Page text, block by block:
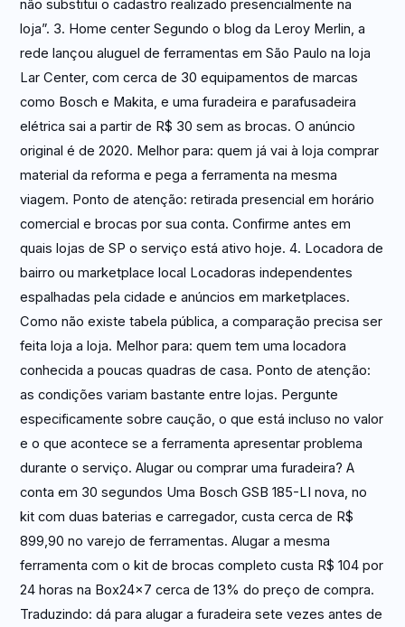
não substitui o cadastro realizado presencialmente na
loja”. 3. Home center Segundo o blog da Leroy Merlin, a
rede lançou aluguel de ferramentas em São Paulo na loja
Lar Center, com cerca de 30 equipamentos de marcas
como Bosch e Makita, e uma furadeira e parafusadeira
elétrica sai a partir de R$ 30 sem as brocas. O anúncio
original é de 2020. Melhor para: quem já vai à loja comprar
material da reforma e pega a ferramenta na mesma
viagem. Ponto de atenção: retirada presencial em horário
comercial e brocas por sua conta. Confirme antes em
quais lojas de SP o serviço está ativo hoje. 4. Locadora de
bairro ou marketplace local Locadoras independentes
espalhadas pela cidade e anúncios em marketplaces.
Como não existe tabela pública, a comparação precisa ser
feita loja a loja. Melhor para: quem tem uma locadora
conhecida a poucas quadras de casa. Ponto de atenção:
as condições variam bastante entre lojas. Pergunte
especificamente sobre caução, o que está incluso no valor
e o que acontece se a ferramenta apresentar problema
durante o serviço. Alugar ou comprar uma furadeira? A
conta em 30 segundos Uma Bosch GSB 185-LI nova, no
kit com duas baterias e carregador, custa cerca de R$
899,90 no varejo de ferramentas. Alugar a mesma
ferramenta com o kit de brocas completo custa R$ 104 por
24 horas na Box24x7 cerca de 13% do preço de compra.
Traduzindo: dá para alugar a furadeira sete vezes antes de